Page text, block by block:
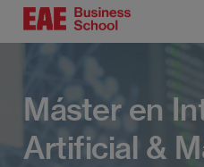
Pasar
Máster en
Artificial &